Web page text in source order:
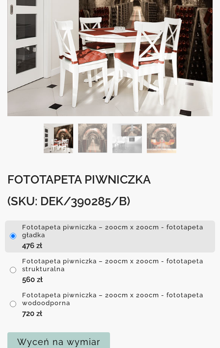
FOTOTAPETA PIWNICZKA
(SKU: DEK/390285/B)
Fototapeta piwniczka – 200cm x 200cm - fototapeta
gładka
476 zł
Fototapeta piwniczka – 200cm x 200cm - fototapeta
strukturalna
560 zł
Fototapeta piwniczka – 200cm x 200cm - fototapeta
wodoodporna
720 zł
Wyceń na wymiar